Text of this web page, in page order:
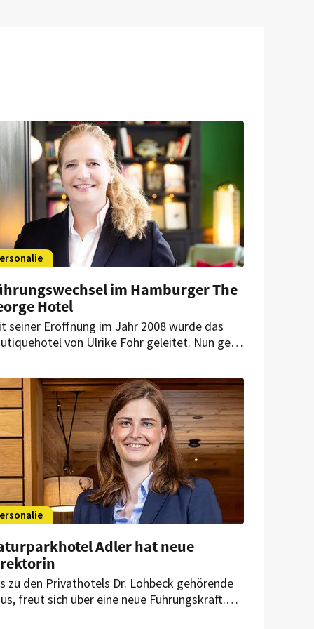
im Hamburger The
Hotel
seiner Eröffnung im Jahr 2008 wurde das
von Ulrike Fohr geleitet. Nun geht
Ihre Nachfolge steht bereits fest.
Adler hat neue
zu den Privathotels Dr. Lohbeck gehörende
freut sich über eine neue Führungskraft.